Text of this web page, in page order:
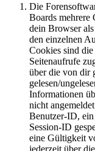
Die
Boards mehrere
dein Browser
den einzelnen
Cookies sind
Seitenaufrufe
über die von dir
gelesen/
Informationen
nicht
Benutzer-ID,
Session-ID
eine Gültigkeit
jederzeit über